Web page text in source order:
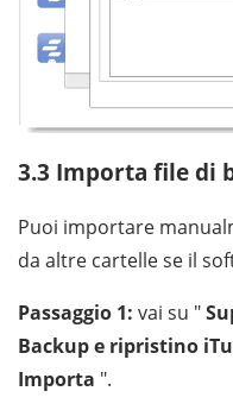
3.3 Importa file di
Puoi importare
da altre cartelle se il
Passaggio 1: vai su "
Backup e ripristino
Importa ".